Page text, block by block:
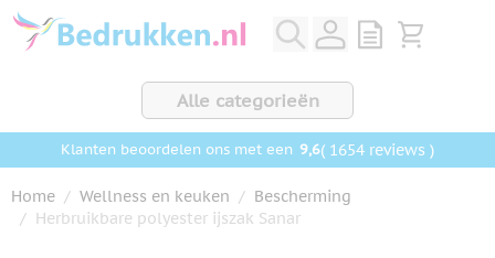
Ga naar de inhoud
View quote,
Bekijk
Alle categorieën
Klanten beoordelen ons met een 9,6( 1654 reviews )
Home / Wellness en keuken / Bescherming
/ Herbruikbare polyester ijszak Sanar